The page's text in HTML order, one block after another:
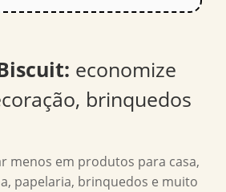
: economize
brinquedos
menos em produtos para casa,
papelaria, brinquedos e muito